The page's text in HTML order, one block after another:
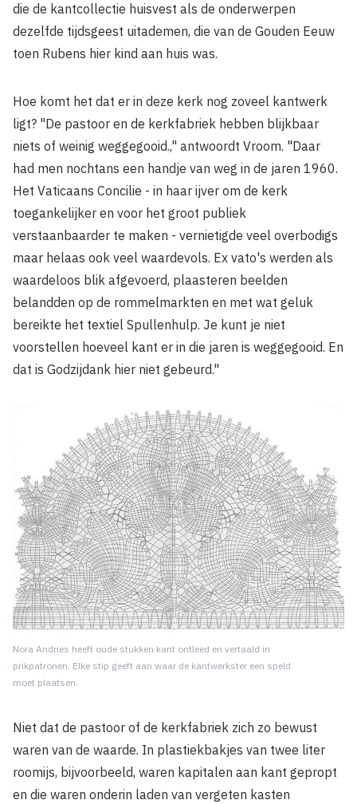
Nora Andries heeft oude stukken kant ontleed en vertaald in
prikpatronen. Elke stip geeft aan waar de kantwerkster een speld
moet plaatsen.
die de kantcollectie huisvest als de onderwerpen
dezelfde tijdsgeest uitademen, die van de Gouden Eeuw
toen Rubens hier kind aan huis was.
Hoe komt het dat er in deze kerk nog zoveel kantwerk
ligt? "De pastoor en de kerkfabriek hebben blijkbaar
niets of weinig weggegooid.," antwoordt Vroom. "Daar
had men nochtans een handje van weg in de jaren 1960.
Het Vaticaans Concilie - in haar ijver om de kerk
toegankelijker en voor het groot publiek
verstaanbaarder te maken - vernietigde veel overbodigs
maar helaas ook veel waardevols. Ex vato's werden als
waardeloos blik afgevoerd, plaasteren beelden
belandden op de rommelmarkten en met wat geluk
bereikte het textiel Spullenhulp. Je kunt je niet
voorstellen hoeveel kant er in die jaren is weggegooid. En
dat is Godzijdank hier niet gebeurd."
Niet dat de pastoor of de kerkfabriek zich zo bewust
waren van de waarde. In plastiekbakjes van twee liter
roomijs, bijvoorbeeld, waren kapitalen aan kant gepropt
en die waren onderin laden van vergeten kasten